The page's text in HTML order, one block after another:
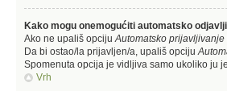
Kako mogu onemogućiti automatsko
Ako ne upališ opciju Automatsko prijavljivanje
Da bi ostao/la prijavljen/a, upališ opciju
Spomenuta opcija je vidljiva samo ukoliko ju
Vrh